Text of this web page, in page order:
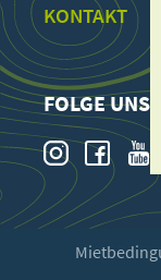
KONTAKT
FOLGE UNS